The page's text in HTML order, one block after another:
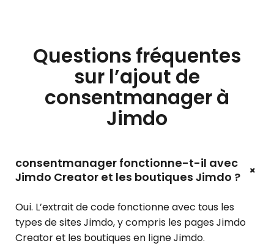
Questions fréquentes
sur l’ajout de
consentmanager à
Jimdo
consentmanager fonctionne-t-il avec
Jimdo Creator et les boutiques Jimdo ?
+
Oui. L’extrait de code fonctionne avec tous les
types de sites Jimdo, y compris les pages Jimdo
Creator et les boutiques en ligne Jimdo.